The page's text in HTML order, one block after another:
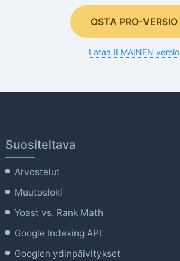
OSTA PRO-VERSIO
Lataa ILMAINEN versio
Suositeltava
Arvostelut
Muutosloki
Yoast vs. Rank Math
Google Indexing API
Googlen ydinpäivitykset